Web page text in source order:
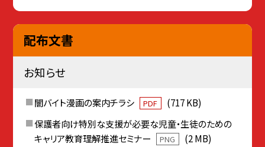
配布文書
お知らせ
闇バイト漫画の案内チラシ PDF
(717 KB)
保護者向け特別な支援が必要な児童・生徒のための
キャリア教育理解推進セミナー
PNG
(2 MB)